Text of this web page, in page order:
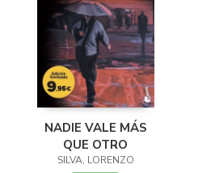
NADIE VALE MÁS
QUE OTRO
SILVA, LORENZO